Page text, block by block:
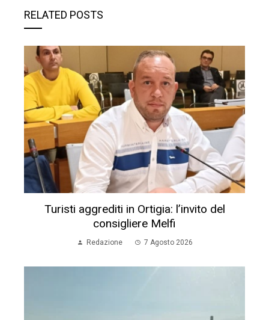
RELATED POSTS
Turisti aggrediti in Ortigia: l’invito del
consigliere Melfi
Redazione 7 Agosto 2026